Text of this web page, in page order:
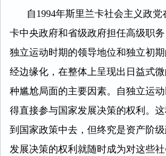
自1994年斯里兰卡社会主义政党
卡中央政府和省级政府担任高级职
独立运动时期的领导地位和独立初
经边缘化，在整体上呈现出日益式
种尴尬局面的主要因素。自独立运
得直接参与国家发展决策的权利。
到国家政策中去，但终究是资产阶
发展决策的权利就随时成为对这些